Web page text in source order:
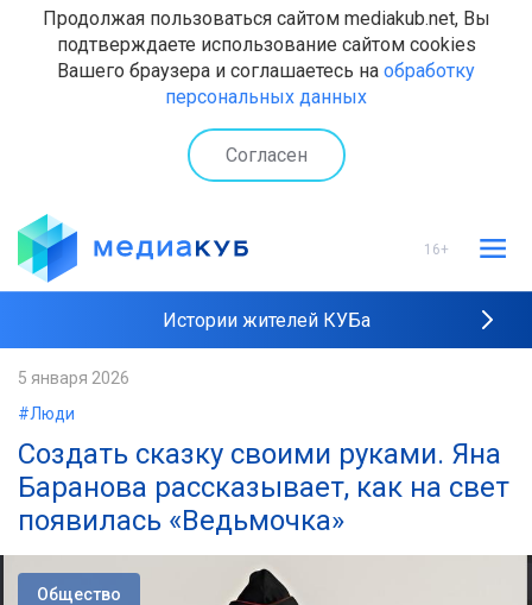
Продолжая пользоваться сайтом mediakub.net, Вы
подтверждаете использование сайтом cookies
Вашего браузера и соглашаетесь на обработку
персональных данных
Согласен
16+
Истории жителей КУБа
5 января 2026
#Люди
Создать сказку своими руками. Яна
Баранова рассказывает, как на свет
появилась «Ведьмочка»
Общество